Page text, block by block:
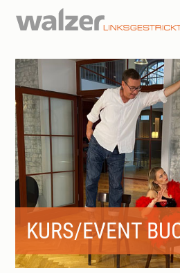
KURS/EVENT